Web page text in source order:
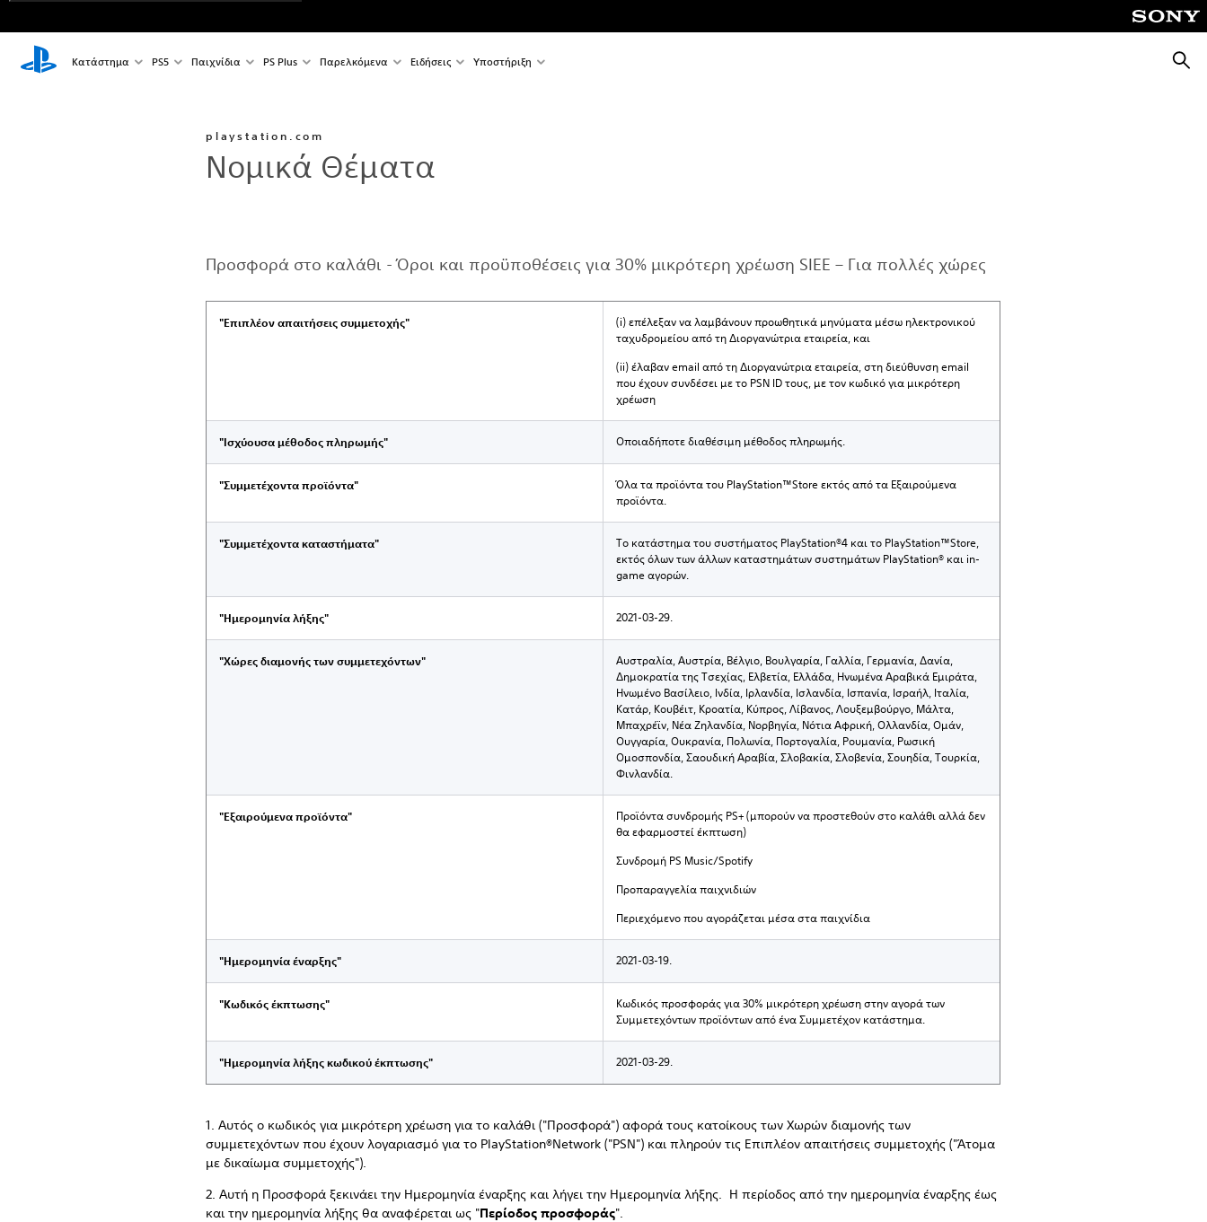
Κατάστημα PS5 Παιχνίδια PS Plus Παρελκόμενα Ειδήσεις Υποστήριξη
playstation.com
Νομικά Θέματα
Προσφορά στο καλάθι - Όροι και προϋποθέσεις για 30% μικρότερη χρέωση SIEE – Για πολλές χώρες
"Επιπλέον απαιτήσεις συμμετοχής"
(i) επέλεξαν να λαμβάνουν προωθητικά μηνύματα μέσω ηλεκτρονικού
ταχυδρομείου από τη Διοργανώτρια εταιρεία, και
(ii) έλαβαν email από τη Διοργανώτρια εταιρεία, στη διεύθυνση email
που έχουν συνδέσει με το PSN ID τους, με τον κωδικό για μικρότερη
χρέωση
"Ισχύουσα μέθοδος πληρωμής" Οποιαδήποτε διαθέσιμη μέθοδος πληρωμής.
"Συμμετέχοντα προϊόντα"
Όλα τα προϊόντα του PlayStation™Store εκτός από τα Εξαιρούμενα
προϊόντα.
"Συμμετέχοντα καταστήματα"
Το κατάστημα του συστήματος PlayStation®4 και το PlayStation™Store,
εκτός όλων των άλλων καταστημάτων συστημάτων PlayStation® και in-
game αγορών.
"Ημερομηνία λήξης" 2021-03-29.
"Χώρες διαμονής των συμμετεχόντων"
Αυστραλία, Αυστρία, Βέλγιο, Βουλγαρία, Γαλλία, Γερμανία, Δανία,
Δημοκρατία της Τσεχίας, Ελβετία, Ελλάδα, Ηνωμένα Αραβικά Εμιράτα,
Ηνωμένο Βασίλειο, Ινδία, Ιρλανδία, Ισλανδία, Ισπανία, Ισραήλ, Ιταλία,
Κατάρ, Κουβέιτ, Κροατία, Κύπρος, Λίβανος, Λουξεμβούργο, Μάλτα,
Μπαχρέϊν, Νέα Ζηλανδία, Νορβηγία, Νότια Αφρική, Ολλανδία, Ομάν,
Ουγγαρία, Ουκρανία, Πολωνία, Πορτογαλία, Ρουμανία, Ρωσική
Ομοσπονδία, Σαουδική Αραβία, Σλοβακία, Σλοβενία, Σουηδία, Τουρκία,
Φινλανδία.
"Εξαιρούμενα προϊόντα"
Προϊόντα συνδρομής PS+ (μπορούν να προστεθούν στο καλάθι αλλά δεν
θα εφαρμοστεί έκπτωση)
Συνδρομή PS Music/Spotify
Προπαραγγελία παιχνιδιών
Περιεχόμενο που αγοράζεται μέσα στα παιχνίδια
"Ημερομηνία έναρξης" 2021-03-19.
"Κωδικός έκπτωσης"
Κωδικός προσφοράς για 30% μικρότερη χρέωση στην αγορά των
Συμμετεχόντων προϊόντων από ένα Συμμετέχον κατάστημα.
"Ημερομηνία λήξης κωδικού έκπτωσης" 2021-03-29.
1. Αυτός ο κωδικός για μικρότερη χρέωση για το καλάθι ("Προσφορά") αφορά τους κατοίκους των Χωρών διαμονής των
συμμετεχόντων που έχουν λογαριασμό για το PlayStation®Network ("PSN") και πληρούν τις Επιπλέον απαιτήσεις συμμετοχής ("Άτομα
με δικαίωμα συμμετοχής").
2. Αυτή η Προσφορά ξεκινάει την Ημερομηνία έναρξης και λήγει την Ημερομηνία λήξης. Η περίοδος από την ημερομηνία έναρξης έως
και την ημερομηνία λήξης θα αναφέρεται ως "Περίοδος προσφοράς".